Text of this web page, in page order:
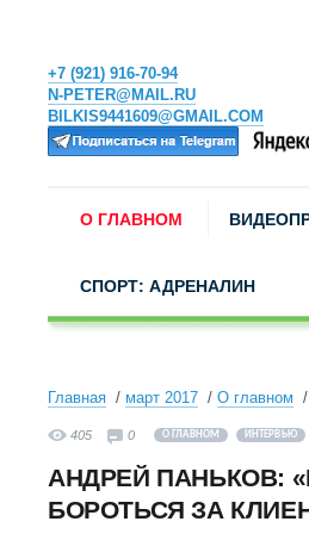
+7 (921) 916-70-94
N-PETER@MAIL.RU
BILKIS9441609@GMAIL.COM
О ГЛАВНОМ
СПОРТ: АДРЕНАЛИН
Главная март 2017 О главном
405 0 О ГЛАВНОМ ИНТЕРВЬЮ
АНДРЕЙ ПАНЬКОВ:
БОРОТЬСЯ ЗА